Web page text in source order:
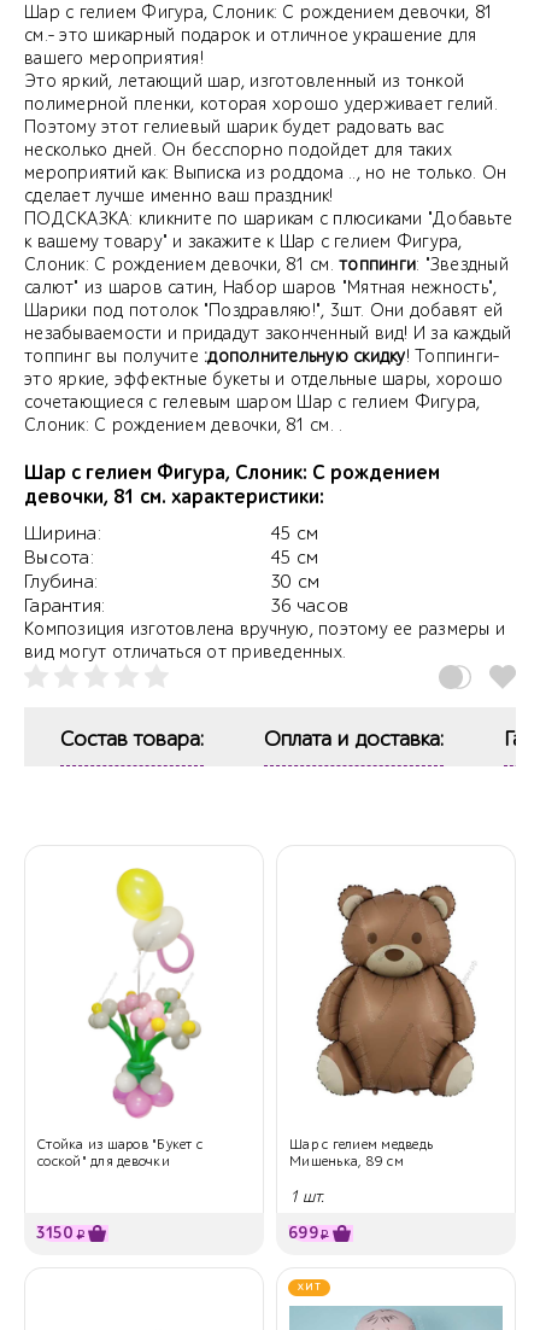
Шар с гелием Фигура, Слоник: С рождением девочки, 81
см.- это шикарный подарок и отличное украшение для
вашего мероприятия!
Это яркий, летающий шар, изготовленный из тонкой
полимерной пленки, которая хорошо удерживает гелий.
Поэтому этот гелиевый шарик будет радовать вас
несколько дней. Он бесспорно подойдет для таких
мероприятий как: Выписка из роддома .., но не только. Он
сделает лучше именно ваш праздник!
ПОДСКАЗКА: кликните по шарикам с плюсиками "Добавьте
к вашему товару" и закажите к Шар с гелием Фигура,
Слоник: С рождением девочки, 81 см. топпинги: "Звездный
салют" из шаров сатин, Набор шаров "Мятная нежность",
Шарики под потолок "Поздравляю!", 3шт. Они добавят ей
незабываемости и придадут законченный вид! И за каждый
топпинг вы получите :дополнительную скидку! Топпинги-
это яркие, эффектные букеты и отдельные шары, хорошо
сочетающиеся с гелевым шаром Шар с гелием Фигура,
Слоник: С рождением девочки, 81 см. .
Шар с гелием Фигура, Слоник: С рождением
девочки, 81 см. характеристики:
Ширина:
Высота:
Глубина:
Гарантия:
45 см
45 см
30 см
36 часов
Композиция изготовлена вручную, поэтому ее размеры и
вид могут отличаться от приведенных.
Состав товара: Оплата и доставка:
Стойка из шаров "Букет с
соской" для девочки
3150 ₽
Шар с гелием медведь
Мишенька, 89 см
1 шт.
699₽
ХИТ